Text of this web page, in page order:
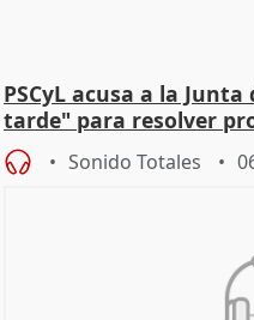
PSCyL acusa a la
tarde" para resolver
Sonido Totales